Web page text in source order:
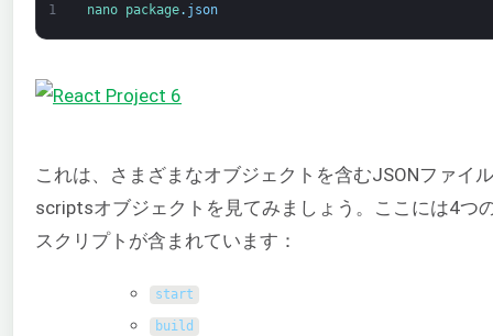
1 nano package. json
これは、さまざまなオブジェクトを含むJSONファイ
scriptsオブジェクトを見てみましょう。ここには4つ
スクリプトが含まれています：
start
build